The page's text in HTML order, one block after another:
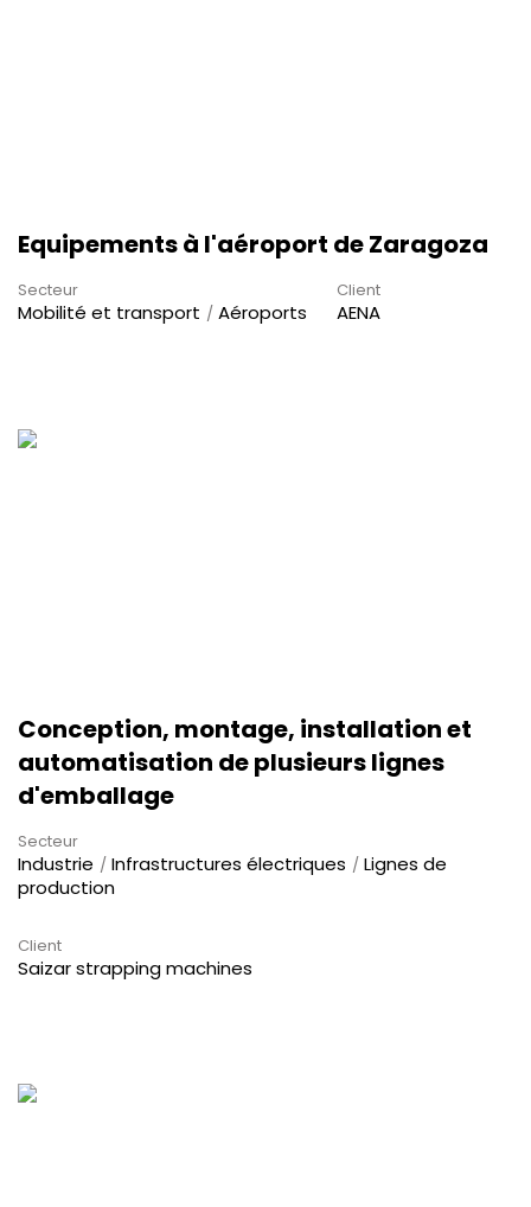
Equipements à l'aéroport de Zaragoza
Secteur
Mobilité et transport Aéroports
Client
AENA
Conception, montage, installation et
automatisation de plusieurs lignes
d'emballage
Secteur
Industrie Infrastructures électriques
Lignes de
production
Client
Saizar strapping machines